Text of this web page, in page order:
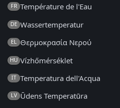
FR Température de l'Eau
DE Wassertemperatur
EL Θερμοκρασία Νερού
HU Vízhőmérséklet
IT Temperatura dell'Acqua
LV Ūdens Temperatūra